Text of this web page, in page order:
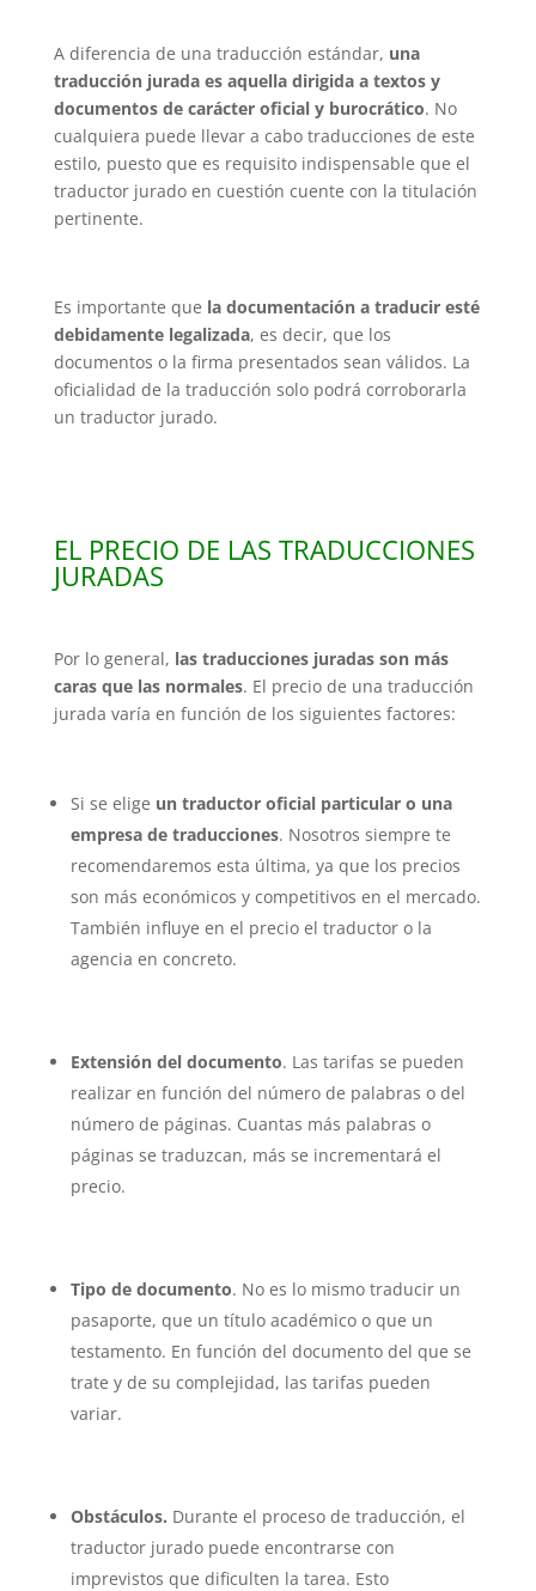
A diferencia de una traducción estándar, una
traducción jurada es aquella dirigida a textos y
documentos de carácter oficial y burocrático. No
cualquiera puede llevar a cabo traducciones de este
estilo, puesto que es requisito indispensable que el
traductor jurado en cuestión cuente con la titulación
pertinente.
Es importante que la documentación a traducir esté
debidamente legalizada, es decir, que los
documentos o la firma presentados sean válidos. La
oficialidad de la traducción solo podrá corroborarla
un traductor jurado.
EL PRECIO DE LAS TRADUCCIONES
JURADAS
Por lo general, las traducciones juradas son más
caras que las normales. El precio de una traducción
jurada varía en función de los siguientes factores:
Si se elige un traductor oficial particular o una
empresa de traducciones. Nosotros siempre te
recomendaremos esta última, ya que los precios
son más económicos y competitivos en el mercado.
También influye en el precio el traductor o la
agencia en concreto.
Extensión del documento. Las tarifas se pueden
realizar en función del número de palabras o del
número de páginas. Cuantas más palabras o
páginas se traduzcan, más se incrementará el
precio.
Tipo de documento. No es lo mismo traducir un
pasaporte, que un título académico o que un
testamento. En función del documento del que se
trate y de su complejidad, las tarifas pueden
variar.
Obstáculos. Durante el proceso de traducción, el
traductor jurado puede encontrarse con
imprevistos que dificulten la tarea. Esto